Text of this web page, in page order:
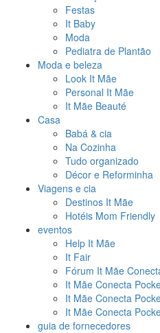
Festas
It Baby
Moda
Pediatra de Plantão
Moda e beleza
Look It Mãe
Personal It Mãe
It Mãe Beauté
Casa
Babá & cia
Na Cozinha
Tudo organizado
Décor e Reforminha
Viagens e cia
Destinos It Mãe
Hotéis Mom Friendly
eventos
Help It Mãe
It Fair
Fórum It Mãe
It Mãe Conecta
It Mãe Conecta
It Mãe Conecta
guia de fornecedores